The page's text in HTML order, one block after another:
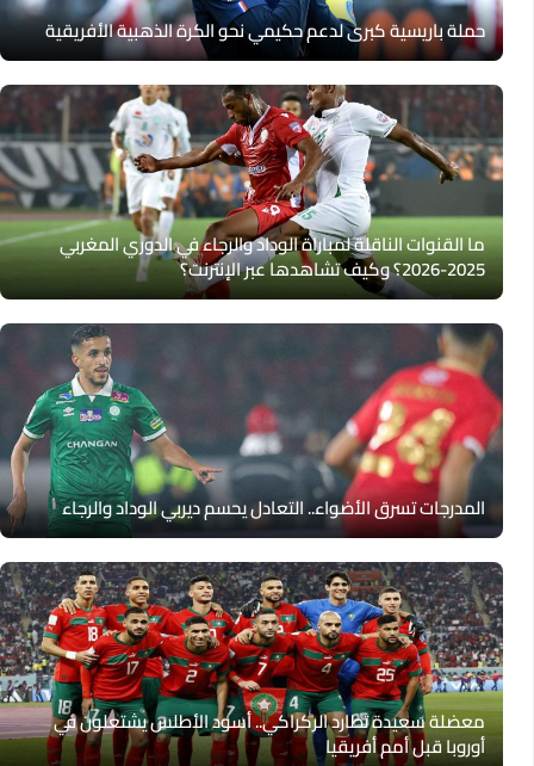
حملة باريسية كبرى لدعم حكيمي نحو الكرة الذهبية الأفريقية
ما القنوات الناقلة لمباراة الوداد والرجاء في الدوري المغربي
2025-2026؟ وكيف تشاهدها عبر الإنترنت؟
المدرجات تسرق الأضواء.. التعادل يحسم ديربي الوداد والرجاء
معضلة سعيدة تطارد الركراكي.. أسود الأطلس يشتعلون في
أوروبا قبل أمم أفريقيا